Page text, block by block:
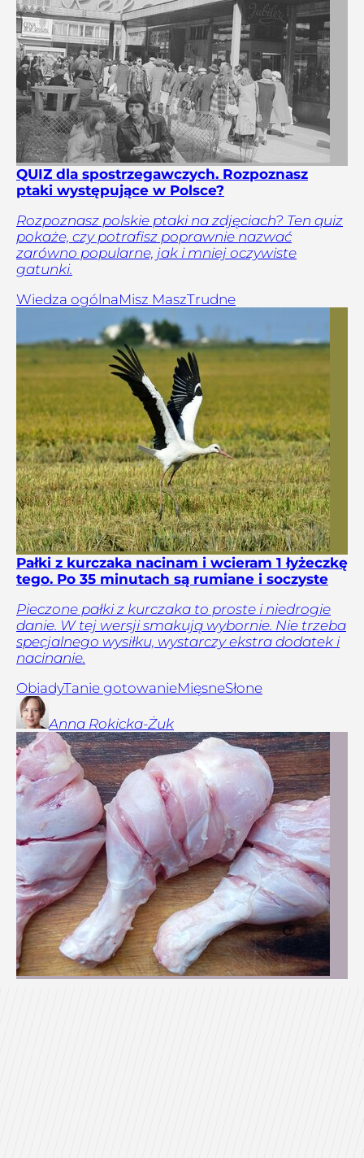
QUIZ dla spostrzegawczych. Rozpoznasz
ptaki występujące w Polsce?
Rozpoznasz polskie ptaki na zdjęciach? Ten quiz
pokaże, czy potrafisz poprawnie nazwać
zarówno popularne, jak i mniej oczywiste
gatunki.
Wiedza ogólnaMisz MaszTrudne
Pałki z kurczaka nacinam i wcieram 1 łyżeczkę
tego. Po 35 minutach są rumiane i soczyste
Pieczone pałki z kurczaka to proste i niedrogie
danie. W tej wersji smakują wybornie. Nie trzeba
specjalnego wysiłku, wystarczy ekstra dodatek i
nacinanie.
ObiadyTanie gotowanieMięsneSłone
Anna Rokicka-Żuk